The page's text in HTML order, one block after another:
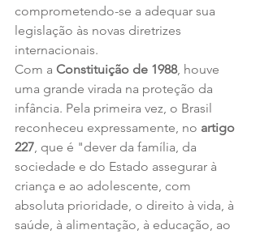
comprometendo-se a adequar sua
legislação às novas diretrizes
internacionais.
Com a Constituição de 1988, houve
uma grande virada na proteção da
infância. Pela primeira vez, o Brasil
reconheceu expressamente, no artigo
227, que é "dever da família, da
sociedade e do Estado assegurar à
criança e ao adolescente, com
absoluta prioridade, o direito à vida, à
saúde, à alimentação, à educação, ao